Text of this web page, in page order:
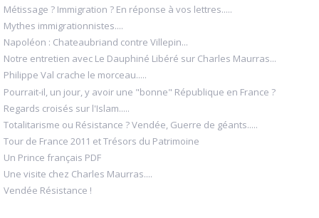
Métissage ? Immigration ? En réponse à vos lettres.....
Mythes immigrationnistes....
Napoléon : Chateaubriand contre Villepin...
Notre entretien avec Le Dauphiné Libéré sur Charles Maurras...
Philippe Val crache le morceau.....
Pourrait-il, un jour, y avoir une "bonne" République en France ?
Regards croisés sur l'Islam.....
Totalitarisme ou Résistance ? Vendée, Guerre de géants.....
Tour de France 2011 et Trésors du Patrimoine
Un Prince français PDF
Une visite chez Charles Maurras....
Vendée Résistance !